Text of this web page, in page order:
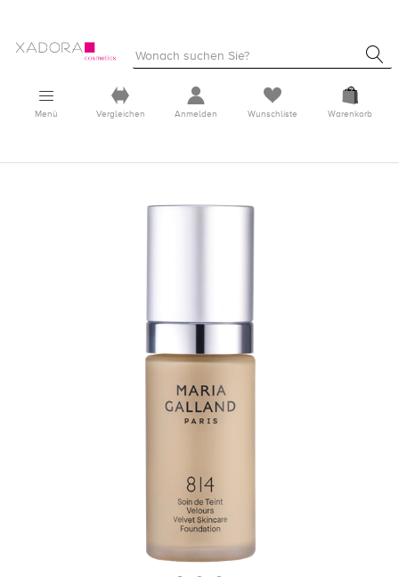
Menü Vergleichen Anmelden Wunschliste Warenkorb